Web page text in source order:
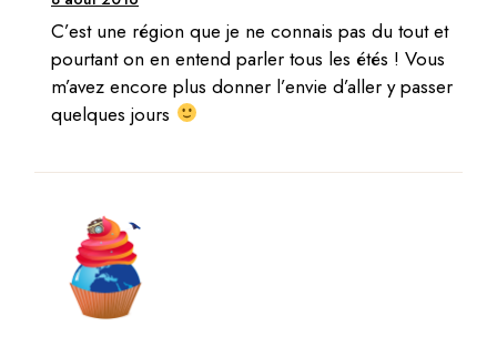
C’est une région que je ne connais pas du tout et
pourtant on en entend parler tous les étés ! Vous
m’avez encore plus donner l’envie d’aller y passer
quelques jours